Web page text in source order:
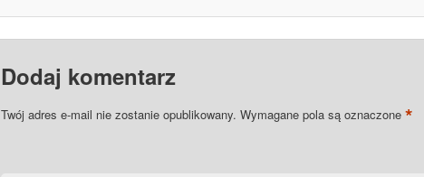
Dodaj komentarz
Twój adres e-mail nie zostanie opublikowany. Wymagane pola są oznaczone *